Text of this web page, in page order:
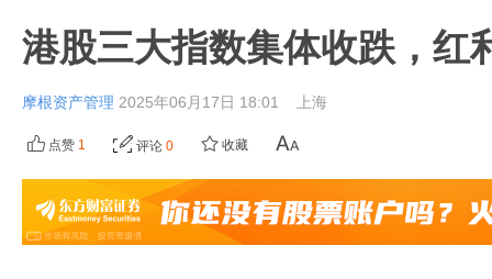
港股三大指数集体收跌，红
摩根资产管理 2025年06月17日 18:01 上海
点赞 1 评论 0 收藏